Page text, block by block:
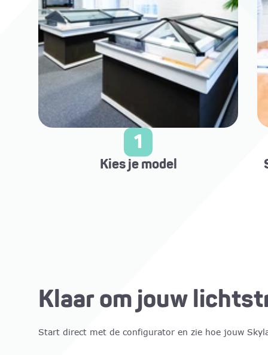
1
Kies je model
Klaar om jouw
Start direct met de configurator en zie hoe jouw